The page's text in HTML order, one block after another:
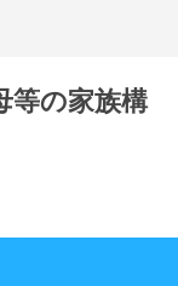
等の家族構